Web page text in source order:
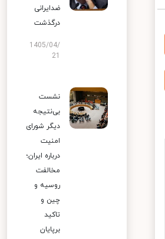
ضدایرانی
درگذشت
1405/04/
نشست
بی‌نتیجه
دیگر شورای
امنیت
درباره ایران؛
مخالفت
روسیه و
چین و
تاکید
برپایان